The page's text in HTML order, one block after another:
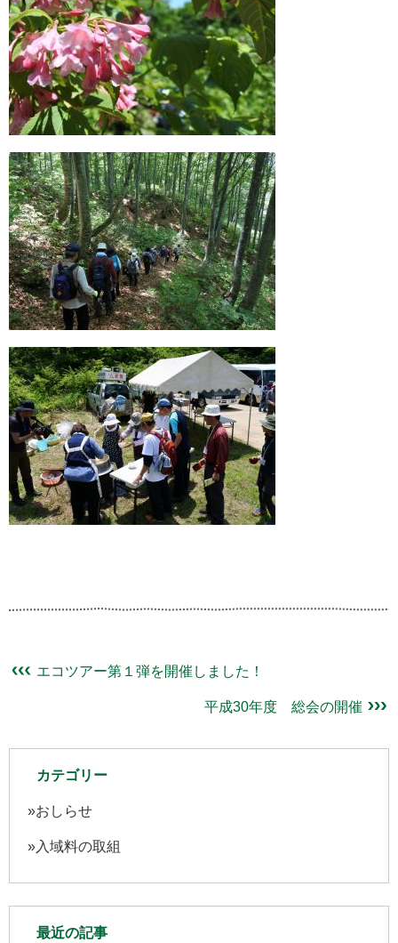
エコツアー第１弾を開催しました！
平成30年度 総会の開催
カテゴリー
おしらせ
入域料の取組
最近の記事